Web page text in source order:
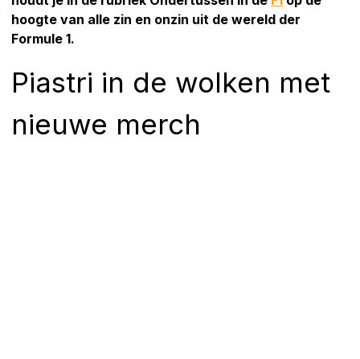
hoogte van alle zin en onzin uit de wereld der
Formule 1.
Piastri in de wolken met
nieuwe merch